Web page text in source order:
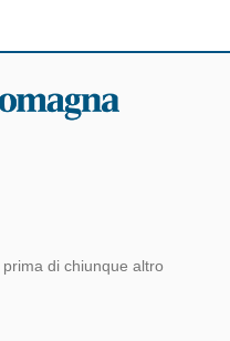
di chiunque altro